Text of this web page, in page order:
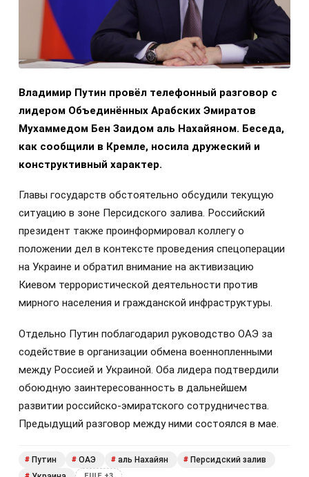
Владимир Путин провёл телефонный разговор с
лидером Объединённых Арабских Эмиратов
Мухаммедом Бен Заидом аль Нахайяном. Беседа,
как сообщили в Кремле, носила дружеский и
конструктивный характер.
Главы государств обстоятельно обсудили текущую
ситуацию в зоне Персидского залива. Российский
президент также проинформировал коллегу о
положении дел в контексте проведения спецоперации
на Украине и обратил внимание на активизацию
Киевом террористической деятельности против
мирного населения и гражданской инфраструктуры.
Отдельно Путин поблагодарил руководство ОАЭ за
содействие в организации обмена военнопленными
между Россией и Украиной. Оба лидера подтвердили
обоюдную заинтересованность в дальнейшем
развитии российско-эмиратского сотрудничества.
Предыдущий разговор между ними состоялся в мае.
# Путин # ОАЭ # аль Нахайян # Персидский залив